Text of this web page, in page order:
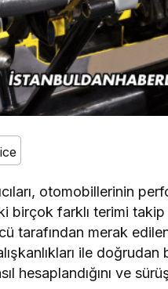
otomobillerinin
birçok farklı terimi
tarafından merak
ile doğrudan
hesaplandığını ve